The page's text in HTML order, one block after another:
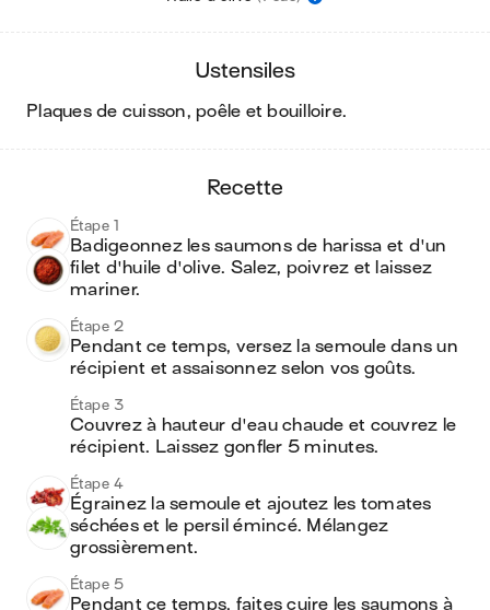
ustensiles
plaques de cuisson, poêle et bouilloire.
recette
Étape 1
Badigeonnez les saumons de harissa et d'un
filet d'huile d'olive. Salez, poivrez et laissez
mariner.
Étape 2
Pendant ce temps, versez la semoule dans un
récipient et assaisonnez selon vos goûts.
Étape 3
Couvrez à hauteur d'eau chaude et couvrez le
récipient. Laissez gonfler 5 minutes.
Étape 4
Égrainez la semoule et ajoutez les tomates
séchées et le persil émincé. Mélangez
grossièrement.
Étape 5
Pendant ce temps, faites cuire les saumons à